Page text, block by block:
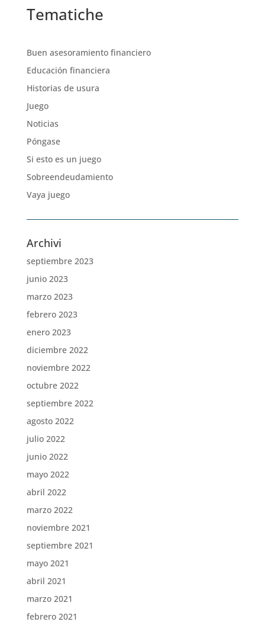
Tematiche
Buen asesoramiento financiero
Educación financiera
Historias de usura
Juego
Noticias
Póngase
Si esto es un juego
Sobreendeudamiento
Vaya juego
Archivi
septiembre 2023
junio 2023
marzo 2023
febrero 2023
enero 2023
diciembre 2022
noviembre 2022
octubre 2022
septiembre 2022
agosto 2022
julio 2022
junio 2022
mayo 2022
abril 2022
marzo 2022
noviembre 2021
septiembre 2021
mayo 2021
abril 2021
marzo 2021
febrero 2021